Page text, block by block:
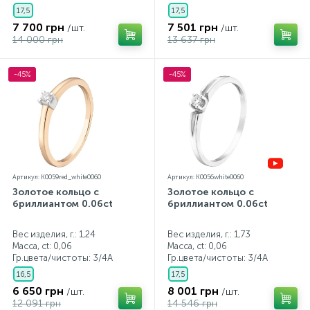
17,5
7 700 грн /шт.
14 000 грн
17,5
7 501 грн /шт.
13 637 грн
-45%
Артикул: K0059red_white0060
Золотое кольцо с
бриллиантом 0.06ct
Вес изделия, г.: 1,24
Масса, ct: 0,06
Гр.цвета/чистоты: 3/4А
16,5
6 650 грн /шт.
12 091 грн
-45%
Артикул: K0056white0060
Золотое кольцо с
бриллиантом 0.06ct
Вес изделия, г.: 1,73
Масса, ct: 0,06
Гр.цвета/чистоты: 3/4А
17,5
8 001 грн /шт.
14 546 грн